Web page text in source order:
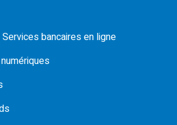
bancaires en ligne